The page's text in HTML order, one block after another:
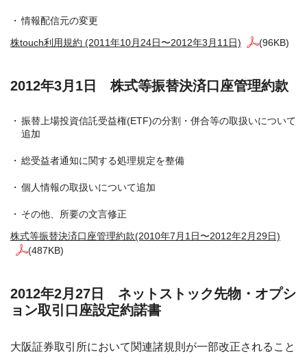
情報配信元の変更
株touch利用規約 (2011年10月24日〜2012年3月11日)
(96KB)
2012年3月1日 株式等振替決済口座管理約款
振替上場投資信託受益権(ETF)の分割・併合等の取扱いについて
追加
総受益者通知に関する処理規定を整備
個人情報の取扱いについて追加
その他、所要の文言修正
株式等振替決済口座管理約款(2010年7月1日〜2012年2月29日)
(487KB)
2012年2月27日 ネットストック先物・オプシ
ョン取引口座設定約諾書
大阪証券取引所において関連諸規則が一部改正されること